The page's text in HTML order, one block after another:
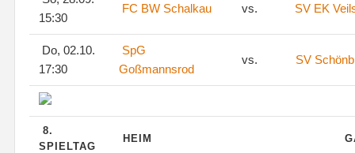
15:30
FC BW Schalkau vs. SV EK
Do, 02.10.
17:30
SpG
Goßmannsrod
vs. SV
8.
SPIELTAG
HEIM